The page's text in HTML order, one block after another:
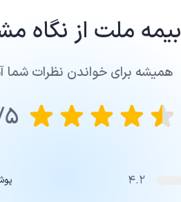
بیمه ملت از نگاه
همیشه برای خواندن نظرات شما
5/
4.2